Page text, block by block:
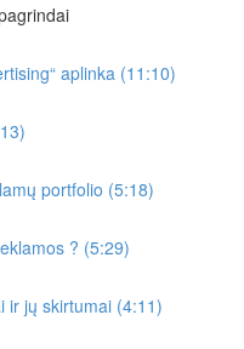
aplinka (11:10)
portfolio (5:18)
? (5:29)
ir jų skirtumai (4:11)